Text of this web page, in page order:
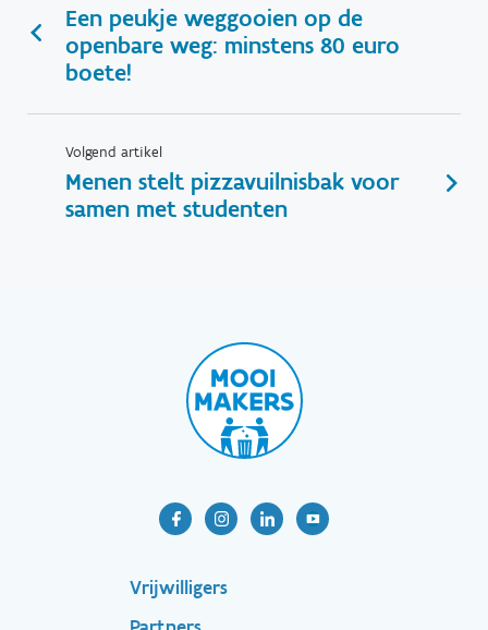
Een peukje weggooien op de
openbare weg: minstens 80 euro
boete!
Volgend artikel
Menen stelt pizzavuilnisbak voor
samen met studenten
Footer-
Vrijwilligers